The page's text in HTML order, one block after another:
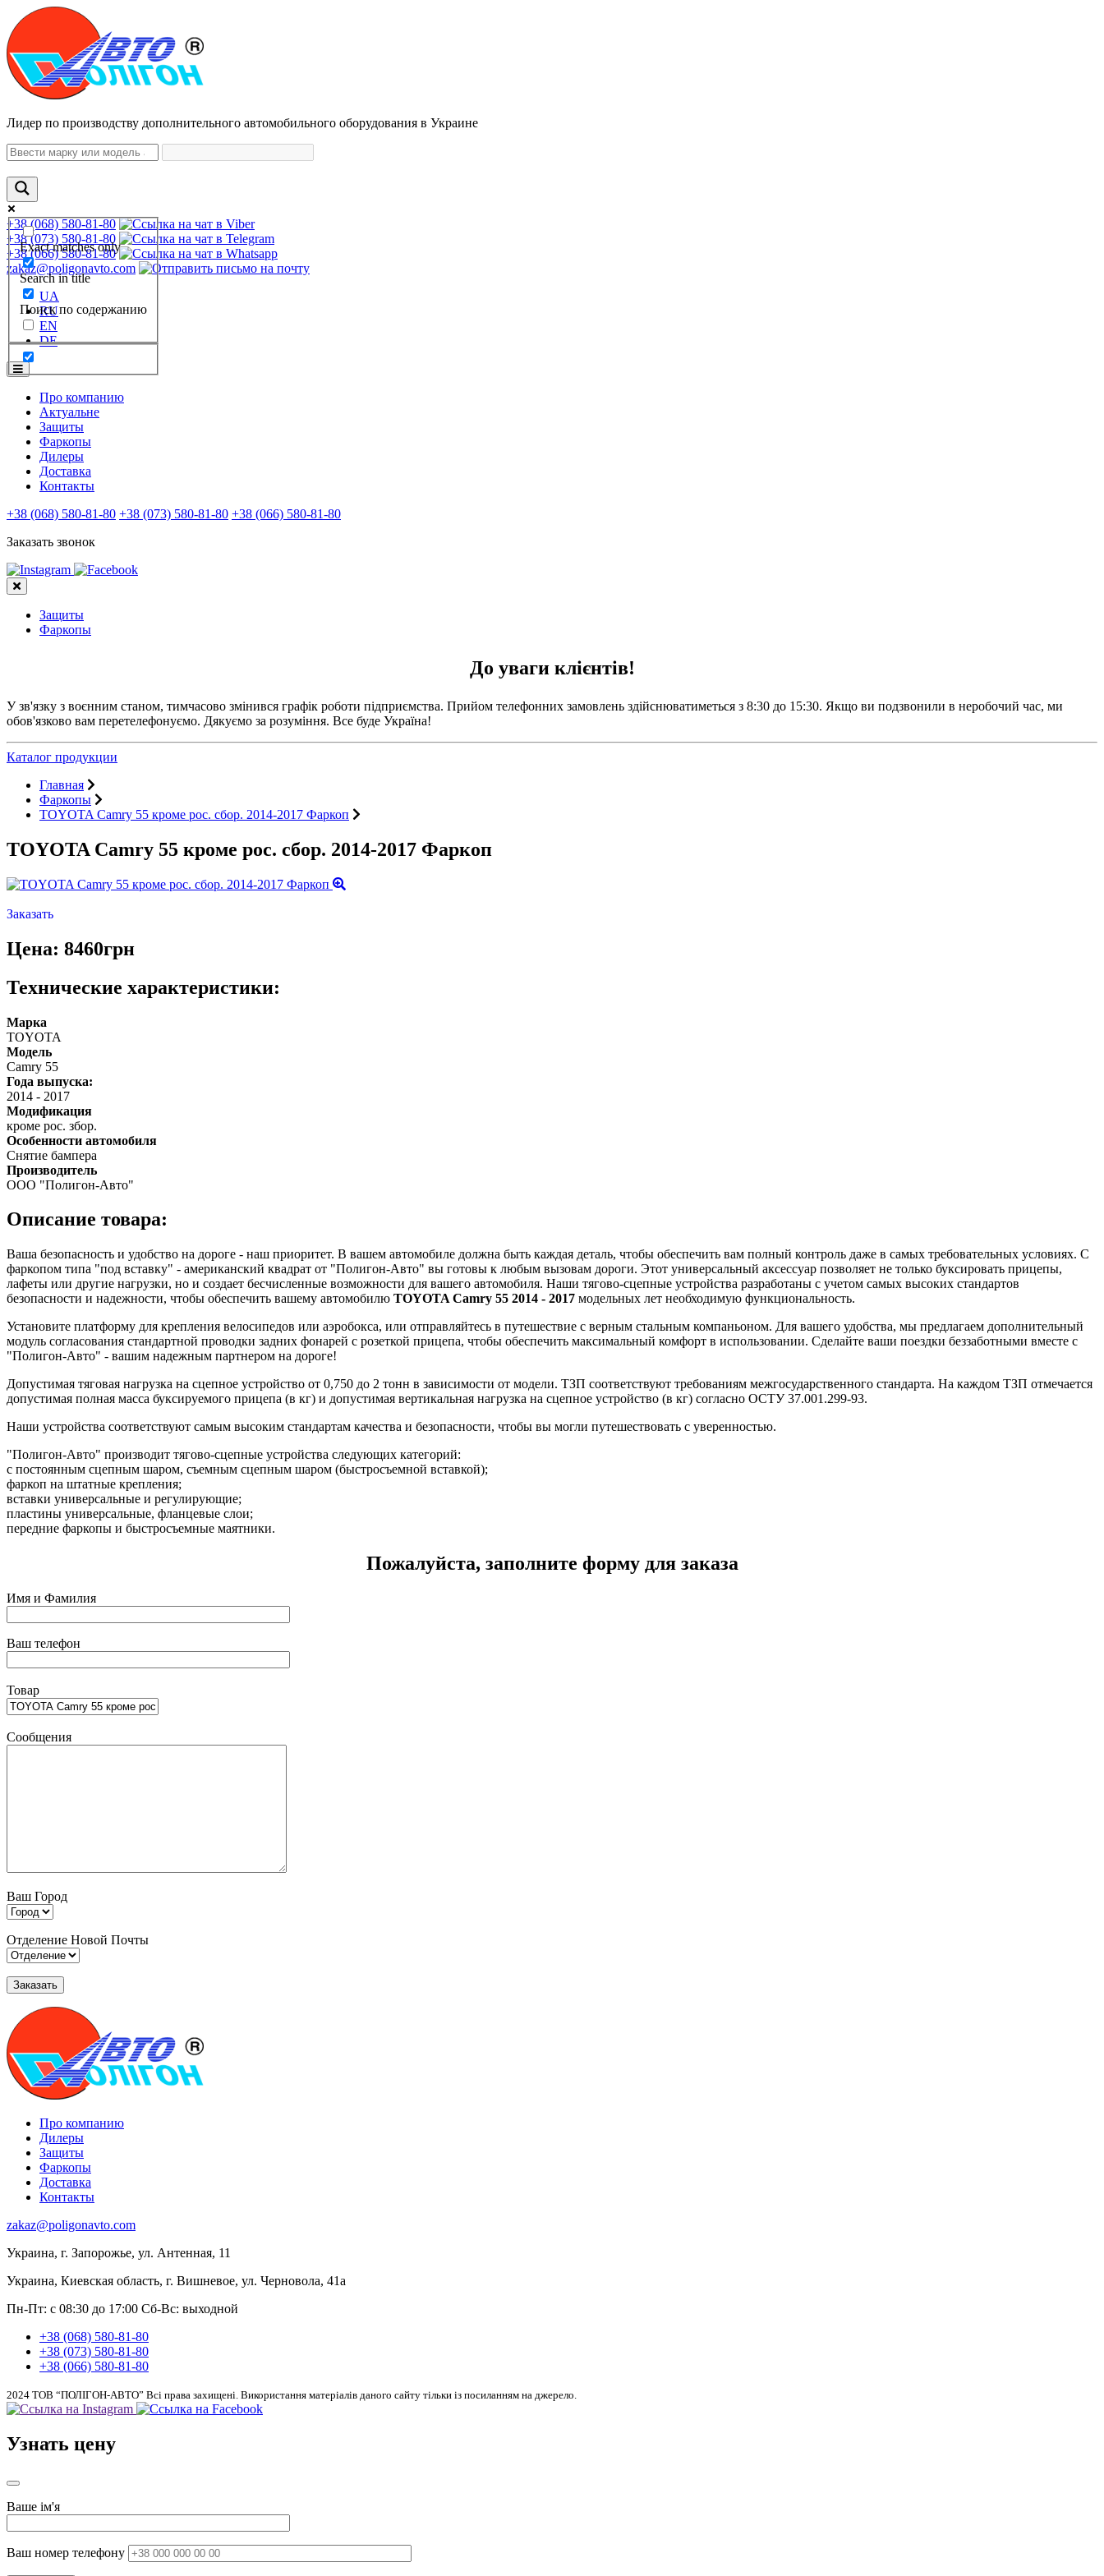
Лидер по производству дополнительного автомобильного оборудования в Украине
Exact matches only
Search in title
Поиск по содержанию
+38 (068) 580-81-80
+38 (073) 580-81-80
+38 (066) 580-81-80
zakaz@poligonavto.com
UA
RU
EN
DE
Про компанию
Актуальне
Защиты
Фаркопы
Дилеры
Доставка
Контакты
+38 (068) 580-81-80 +38 (073) 580-81-80 +38 (066) 580-81-80
Заказать звонок
Защиты
Фаркопы
До уваги клієнтів!
У зв'язку з воєнним станом, тимчасово змінився графік роботи підприємства. Прийом телефонних замовлень здійснюватиметься з 8:30 до 15:30. Якщо ви подзвонили в неробочий час, ми
обов'язково вам перетелефонуємо. Дякуємо за розуміння. Все буде Україна!
Каталог продукции
Главная
Фаркопы
TOYOTA Camry 55 кроме рос. сбор. 2014-2017 Фаркоп
TOYOTA Camry 55 кроме рос. сбор. 2014-2017 Фаркоп
Заказать
Цена: 8460грн
Технические характеристики:
Марка
TOYOTA
Модель
Camry 55
Года выпуска:
2014 - 2017
Модификация
кроме рос. збор.
Особенности автомобиля
Снятие бампера
Производитель
ООО "Полигон-Авто"
Описание товара:
Ваша безопасность и удобство на дороге - наш приоритет. В вашем автомобиле должна быть каждая деталь, чтобы обеспечить вам полный контроль даже в самых требовательных условиях. С
фаркопом типа "под вставку" - американский квадрат от "Полигон-Авто" вы готовы к любым вызовам дороги. Этот универсальный аксессуар позволяет не только буксировать прицепы,
лафеты или другие нагрузки, но и создает бесчисленные возможности для вашего автомобиля. Наши тягово-сцепные устройства разработаны с учетом самых высоких стандартов
безопасности и надежности, чтобы обеспечить вашему автомобилю TOYOTA Camry 55 2014 - 2017 модельных лет необходимую функциональность.
Установите платформу для крепления велосипедов или аэробокса, или отправляйтесь в путешествие с верным стальным компаньоном. Для вашего удобства, мы предлагаем дополнительный
модуль согласования стандартной проводки задних фонарей с розеткой прицепа, чтобы обеспечить максимальный комфорт в использовании. Сделайте ваши поездки беззаботными вместе с
"Полигон-Авто" - вашим надежным партнером на дороге!
Допустимая тяговая нагрузка на сцепное устройство от 0,750 до 2 тонн в зависимости от модели. ТЗП соответствуют требованиям межгосударственного стандарта. На каждом ТЗП отмечается
допустимая полная масса буксируемого прицепа (в кг) и допустимая вертикальная нагрузка на сцепное устройство (в кг) согласно ОСТУ 37.001.299-93.
Наши устройства соответствуют самым высоким стандартам качества и безопасности, чтобы вы могли путешествовать с уверенностью.
"Полигон-Авто" производит тягово-сцепные устройства следующих категорий:
с постоянным сцепным шаром, съемным сцепным шаром (быстросъемной вставкой);
фаркоп на штатные крепления;
вставки универсальные и регулирующие;
пластины универсальные, фланцевые слои;
передние фаркопы и быстросъемные маятники.
Пожалуйста, заполните форму для заказа
Имя и Фамилия
Ваш телефон
Товар
Сообщения
Ваш Город
Отделение Новой Почты
Про компанию
Дилеры
Защиты
Фаркопы
Доставка
Контакты
zakaz@poligonavto.com
Украина, г. Запорожье, ул. Антенная, 11
Украина, Киевская область, г. Вишневое, ул. Черновола, 41а
Пн-Пт: с 08:30 до 17:00 Сб-Вс: выходной
+38 (068) 580-81-80
+38 (073) 580-81-80
+38 (066) 580-81-80
2024 ТОВ “ПОЛІГОН-АВТО” Всі права захищені. Використання матеріалів даного сайту тільки із посиланням на джерело.
Узнать цену
Ваше ім'я
Ваш номер телефону